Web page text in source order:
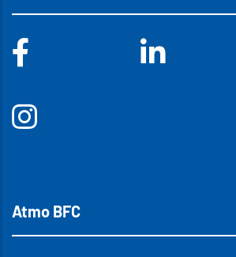
Atmo BFC